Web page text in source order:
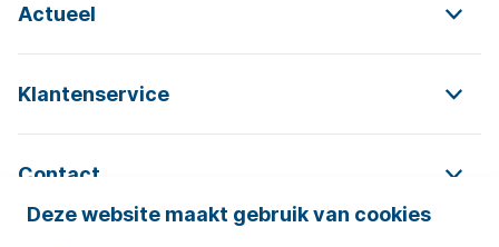
Deze website maakt gebruik van cookies
Actueel
Klantenservice
Contact